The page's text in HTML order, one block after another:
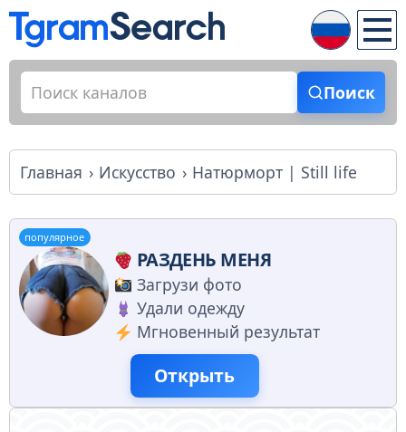
Поиск
Главная Искусство Натюрморт | Still life
популярное
РАЗДЕНЬ МЕНЯ
Загрузи фото
Удали одежду
Мгновенный результат
Открыть